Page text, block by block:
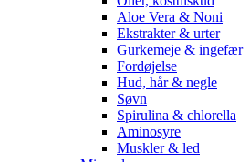
Aloe Vera & Noni
Ekstrakter & urter
Gurkemeje & ingefær
Fordøjelse
Hud, hår & negle
Søvn
Spirulina & chlorella
Aminosyre
Muskler & led